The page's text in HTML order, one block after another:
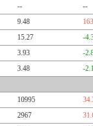
--
--
9.48
15.27
-
3.93
-
3.48
-
10995
2967